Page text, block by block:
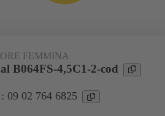
FEMMINA
B064FS-4,5C1-2-cod
09 02 764 6825